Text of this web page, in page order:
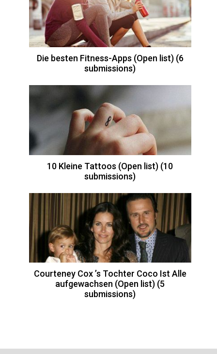
Die besten Fitness-Apps (Open list) (6
submissions)
10 Kleine Tattoos (Open list) (10
submissions)
Courteney Cox ’s Tochter Coco Ist Alle
aufgewachsen (Open list) (5
submissions)